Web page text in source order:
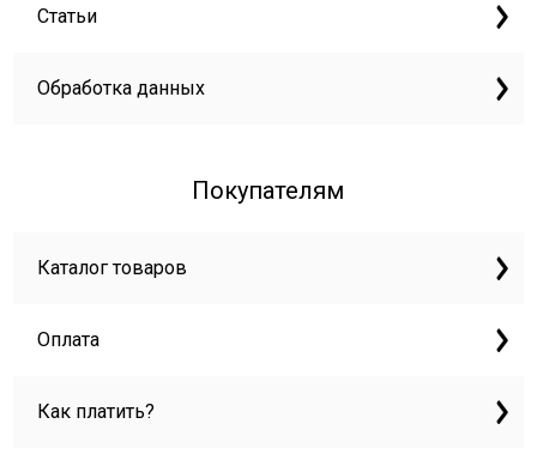
Статьи
Обработка данных
Покупателям
Каталог товаров
Оплата
Как платить?